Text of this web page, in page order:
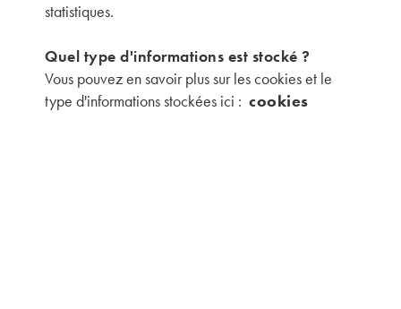
statistiques.
Quel type d'informations est stocké ?
Vous pouvez en savoir plus sur les cookies et le
type d'informations stockées ici : cookies